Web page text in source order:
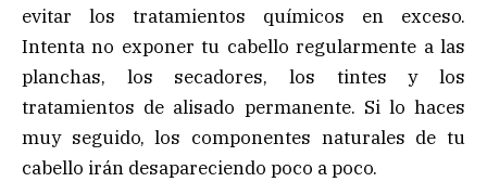
evitar los tratamientos químicos en exceso.
Intenta no exponer tu cabello regularmente a las
planchas, los secadores, los tintes y los
tratamientos de alisado permanente. Si lo haces
muy seguido, los componentes naturales de tu
cabello irán desapareciendo poco a poco.